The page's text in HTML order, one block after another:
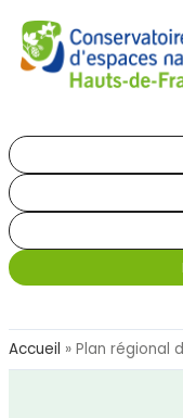
Accueil » Plan régional